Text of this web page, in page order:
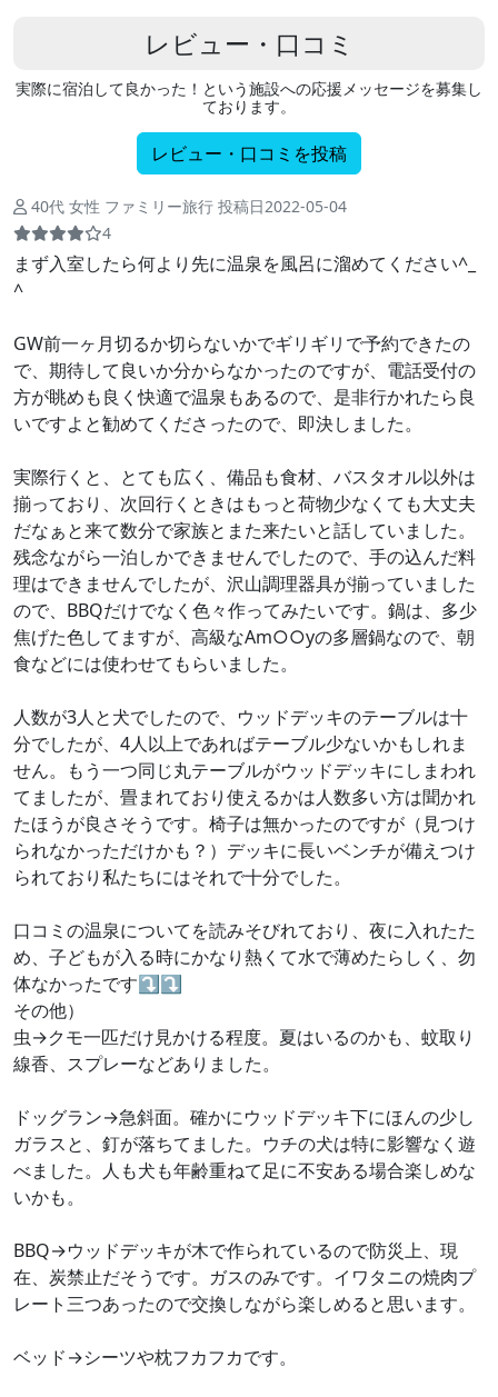
レビュー・口コミ
実際に宿泊して良かった！という施設への応援メッセージを募集し
ております。
レビュー・口コミを投稿
40代 女性 ファミリー旅行 投稿日2022-05-04
4
まず入室したら何より先に温泉を風呂に溜めてください^_
^
GW前一ヶ月切るか切らないかでギリギリで予約できたの
で、期待して良いか分からなかったのですが、電話受付の
方が眺めも良く快適で温泉もあるので、是非行かれたら良
いですよと勧めてくださったので、即決しました。
実際行くと、とても広く、備品も食材、バスタオル以外は
揃っており、次回行くときはもっと荷物少なくても大丈夫
だなぁと来て数分で家族とまた来たいと話していました。
残念ながら一泊しかできませんでしたので、手の込んだ料
理はできませんでしたが、沢山調理器具が揃っていました
ので、BBQだけでなく色々作ってみたいです。鍋は、多少
焦げた色してますが、高級なAm○○yの多層鍋なので、朝
食などには使わせてもらいました。
人数が3人と犬でしたので、ウッドデッキのテーブルは十
分でしたが、4人以上であればテーブル少ないかもしれま
せん。もう一つ同じ丸テーブルがウッドデッキにしまわれ
てましたが、畳まれており使えるかは人数多い方は聞かれ
たほうが良さそうです。椅子は無かったのですが（見つけ
られなかっただけかも？）デッキに長いベンチが備えつけ
られており私たちにはそれで十分でした。
口コミの温泉についてを読みそびれており、夜に入れたた
め、子どもが入る時にかなり熱くて水で薄めたらしく、勿
体なかったです⤵︎⤵︎
その他）
虫→クモ一匹だけ見かける程度。夏はいるのかも、蚊取り
線香、スプレーなどありました。
ドッグラン→急斜面。確かにウッドデッキ下にほんの少し
ガラスと、釘が落ちてました。ウチの犬は特に影響なく遊
べました。人も犬も年齢重ねて足に不安ある場合楽しめな
いかも。
BBQ→ウッドデッキが木で作られているので防災上、現
在、炭禁止だそうです。ガスのみです。イワタニの焼肉プ
レート三つあったので交換しながら楽しめると思います。
ベッド→シーツや枕フカフカです。